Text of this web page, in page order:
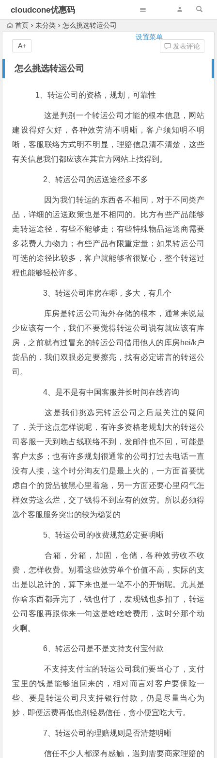
cloudcone优惠码
设置菜单
首页 未分类 怎么挑选转运公司
怎么挑选转运公司
发表评论
A+
1、转运公司的资格，规划，可靠性
这是判别一个转运公司才能的根本信息，网站
建设得好欠好，各种效劳清不明晰，客户须知明不明
晰，客服联络方式明不明显，理赔信息清不清楚，这些
有关信息我们都应该在其官方网站上找得到。
2、转运公司的运送途径多不多
因为我们转运的东西各不相同，对于不同类产
品，详细的运送政策也是不相同的。比方有些产品能够
走转运途径，有些不能够走；有些特殊物品运送商需要
多花费人力物力；有些产品有限重定量；如果转运公司
可选的途径比较多，客户就能够省很疑心，整个转运过
程也能够轻松许多。
3、转运公司库房在哪，多大，有几个
库房是转运公司海外存储的根本，通常来说最
少应该有一个，我们不要觉得转运公司说有就应该有库
房，之前就有过冒充的转运公司借用他人的库房hei/k户
货品的，我们双眼必定要擦亮，找有必定诺言的转运公
司。
4、是不是有中国客服并长时间在线咨询
这是我们挑选完转运公司之后最关注的疑问
了，关于这点怎样说呢，有许多资格老规划大的转运公
司客服一天到晚占线联络不到，发邮件也不回，可能是
客户太多；也有许多规划很通常的公司打过去电话一直
没有人接，这个时分淘友们是最上火的，一方面首要忧
虑自个的货品被黑心里着急，另一方面还要心里闷气怎
样效劳这么烂，交了钱得不到应有的效劳。所以必须得
选个客服服务突出的较为稳妥的
5、转运公司的收费规范必定要明晰
合箱，分箱，加固，仓储，各种效劳收不收
费，怎样收费。别看这些效劳单个价值不高，实际的支
出是以总计的，算下来也是一笔不小的开销呢。尤其是
你啥东西都弄完了，钱也付了，发现钱也多扣了，转运
公司客服再跟你来一句这是啥啥啥费用，这时分那个动
火啊。
6、转运公司是不是支持支付宝付款
不支持支付宝的转运公司我们要当心了，支付
宝里的钱是能够追回来的，相对而言对客户要保险一
些。要是转运公司只支持银行付款，仍是尽量当心为
妙，即便运费再低也别轻易信任，贪小便宜吃大亏。
7、转运公司的理赔规则是否清楚明晰
信任不少人都深有感触，遇到需要商家理赔的